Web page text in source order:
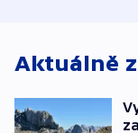
Aktuálně